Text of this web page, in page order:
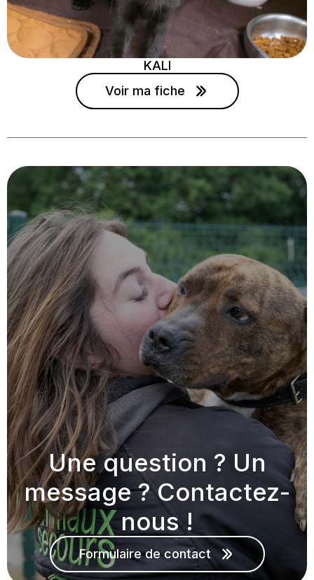
KALI
Voir ma fiche
Une question ? Un
message ? Contactez-
nous !
Formulaire de contact